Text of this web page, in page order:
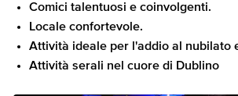
Comici talentuosi e coinvolgenti.
Locale confortevole.
Attività ideale per l'addio al nubilato
Attività serali nel cuore di Dublino